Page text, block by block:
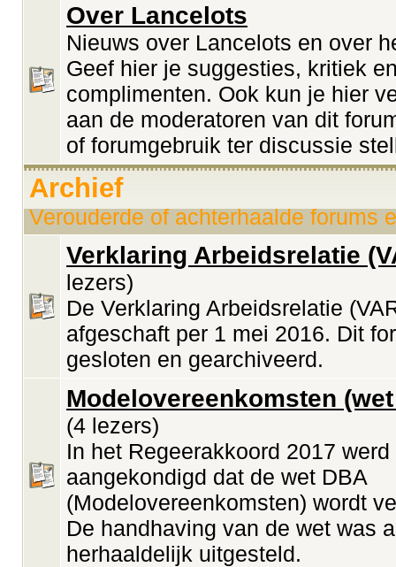
Over Lancelots
Nieuws over Lancelots en over
Geef hier je suggesties, kritiek
complimenten. Ook kun je hier
aan de moderatoren van dit
of forumgebruik ter discussie
Archief
Verouderde of achterhaalde forums
Verklaring Arbeidsrelatie
lezers)
De Verklaring Arbeidsrelatie
afgeschaft per 1 mei 2016. Dit
gesloten en gearchiveerd.
Modelovereenkomsten
(4 lezers)
In het Regeerakkoord 2017 werd
aangekondigd dat de wet DBA
(Modelovereenkomsten) wordt
De handhaving van de wet was
herhaaldelijk uitgesteld.